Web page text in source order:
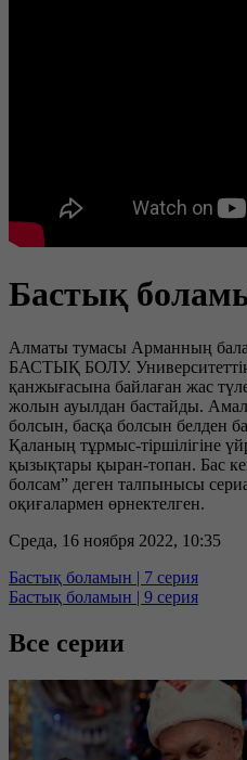
Бастық
Алматы тумасы Арманның бала
БАСТЫҚ БОЛУ.
қанжығасына байлаған жас
жолын ауылдан бастайды.
болсын, басқа болсын белден
Қаланың тұрмыс-тіршілігіне
қызықтары қыран-топан. Бас
болсам” деген талпынысы
оқиғалармен өрнектелген.
Среда, 16 ноября 2022, 10:35
Бастық боламын | 7 серия
Бастық боламын | 9 серия
Все серии